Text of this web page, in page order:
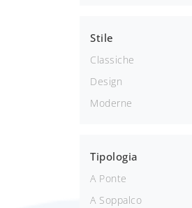
Stile
Classiche
Design
Moderne
Tipologia
A Ponte
A Soppalco